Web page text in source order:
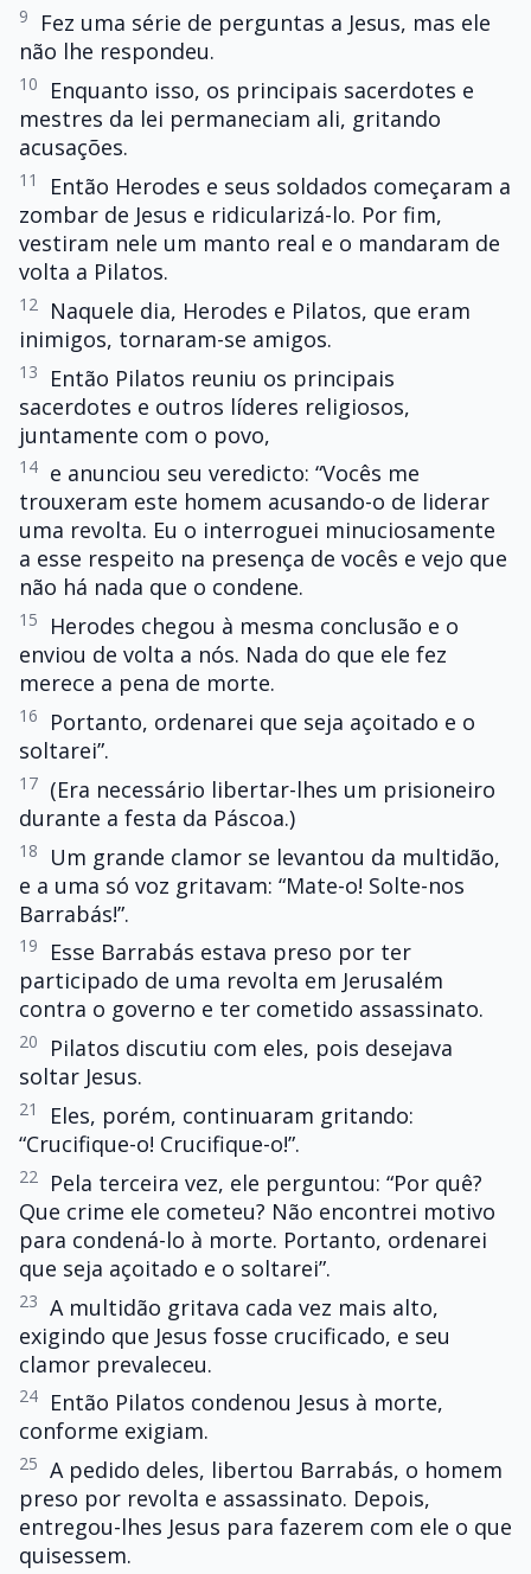
9
Fez uma série de perguntas a Jesus, mas ele
não lhe respondeu.
10
Enquanto isso, os principais sacerdotes e
mestres da lei permaneciam ali, gritando
acusações.
11
Então Herodes e seus soldados começaram a
zombar de Jesus e ridicularizá-lo. Por fim,
vestiram nele um manto real e o mandaram de
volta a Pilatos.
12
Naquele dia, Herodes e Pilatos, que eram
inimigos, tornaram-se amigos.
13
Então Pilatos reuniu os principais
sacerdotes e outros líderes religiosos,
juntamente com o povo,
14 e anunciou seu veredicto: “Vocês me
trouxeram este homem acusando-o de liderar
uma revolta. Eu o interroguei minuciosamente
a esse respeito na presença de vocês e vejo que
não há nada que o condene.
15
Herodes chegou à mesma conclusão e o
enviou de volta a nós. Nada do que ele fez
merece a pena de morte.
16
Portanto, ordenarei que seja açoitado e o
soltarei”.
17 (Era necessário libertar-lhes um prisioneiro
durante a festa da Páscoa.)
18
Um grande clamor se levantou da multidão,
e a uma só voz gritavam: “Mate-o! Solte-nos
Barrabás!”.
19
Esse Barrabás estava preso por ter
participado de uma revolta em Jerusalém
contra o governo e ter cometido assassinato.
20
Pilatos discutiu com eles, pois desejava
soltar Jesus.
21
Eles, porém, continuaram gritando:
“Crucifique-o! Crucifique-o!”.
22
Pela terceira vez, ele perguntou: “Por quê?
Que crime ele cometeu? Não encontrei motivo
para condená-lo à morte. Portanto, ordenarei
que seja açoitado e o soltarei”.
23 A multidão gritava cada vez mais alto,
exigindo que Jesus fosse crucificado, e seu
clamor prevaleceu.
24
Então Pilatos condenou Jesus à morte,
conforme exigiam.
25 A pedido deles, libertou Barrabás, o homem
preso por revolta e assassinato. Depois,
entregou-lhes Jesus para fazerem com ele o que
quisessem.